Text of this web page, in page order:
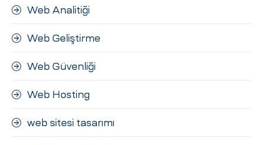
Web Analitiği
Web Geliştirme
Web Güvenliği
Web Hosting
web sitesi tasarımı